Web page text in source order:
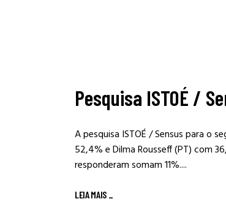
Pesquisa ISTOÉ /
A pesquisa ISTOÉ / Sensus para o
52,4% e Dilma Rousseff (PT) com
responderam somam 11%....
LEIA MAIS _